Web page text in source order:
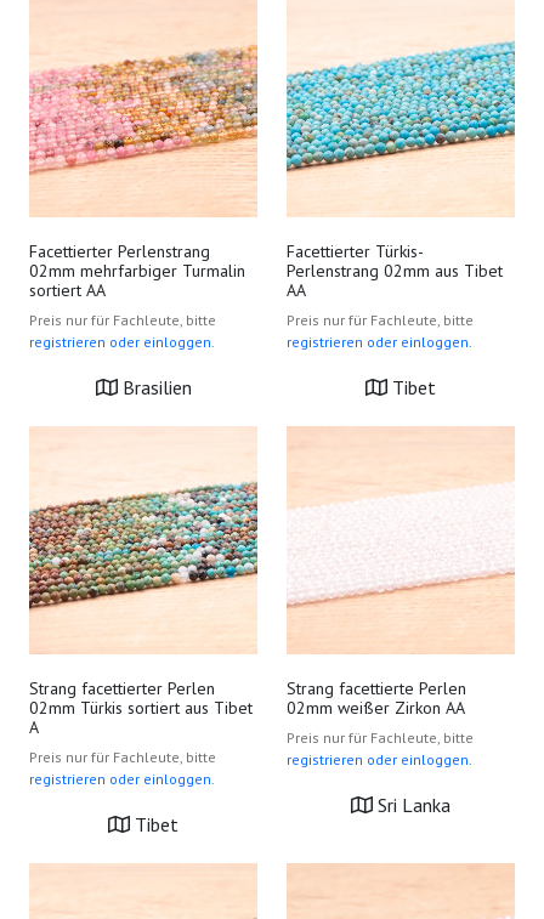
Facettierter Perlenstrang
02mm mehrfarbiger Turmalin
sortiert AA
Preis nur für Fachleute, bitte
registrieren oder einloggen.
Brasilien
Facettierter Türkis-
Perlenstrang 02mm aus Tibet
AA
Preis nur für Fachleute, bitte
registrieren oder einloggen.
Tibet
Strang facettierter Perlen
02mm Türkis sortiert aus Tibet
A
Preis nur für Fachleute, bitte
registrieren oder einloggen.
Tibet
Strang facettierte Perlen
02mm weißer Zirkon AA
Preis nur für Fachleute, bitte
registrieren oder einloggen.
Sri Lanka